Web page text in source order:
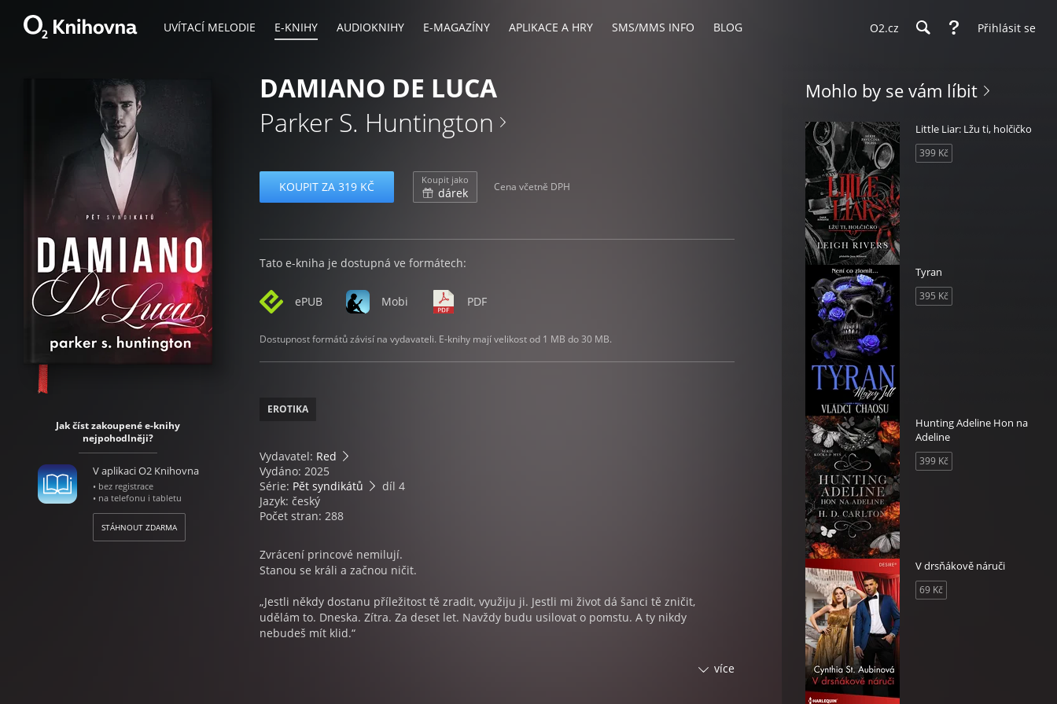
UVÍTACÍ MELODIE E-KNIHY AUDIOKNIHY E-MAGAZÍNY APLIKACE A HRY SMS/MMS INFO BLOG O2.cz Přihlásit se
Jak číst zakoupené e-knihy
nejpohodlněji?
V aplikaci O2 Knihovna
• bez registrace
• na telefonu i tabletu
STÁHNOUT ZDARMA
DAMIANO DE LUCA
Parker S. Huntington
KOUPIT ZA 319 KČ Koupit jako
dárek Cena včetně DPH
Tato e-kniha je dostupná ve formátech:
ePUB Mobi PDF
Dostupnost formátů závisí na vydavateli. E-knihy mají velikost od 1 MB do 30 MB.
EROTIKA
Vydavatel: Red
Vydáno: 2025
Série: Pět syndikátů
díl 4
Jazyk: český
Počet stran: 288
Zvrácení princové nemilují.
Stanou se králi a začnou ničit.
„Jestli někdy dostanu příležitost tě zradit, využiju ji. Jestli mi život dá šanci tě zničit,
udělám to. Dneska. Zítra. Za deset let. Navždy budu usilovat o pomstu. A ty nikdy
nebudeš mít klid.“
Před deseti lety jsem rozdrtila srdce Damiana de Lucy a pronesla falešné sliby, které jsem
více
Mohlo by se vám líbit
Little Liar: Lžu ti, holčičko
399 Kč
Tyran
395 Kč
Hunting Adeline Hon na
Adeline
399 Kč
V drsňákově náruči
69 Kč